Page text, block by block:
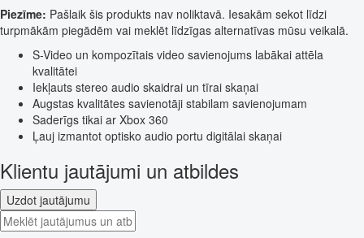
Piezīme: Pašlaik šis produkts nav noliktavā. Iesakām sekot līdzi
turpmākām piegādēm vai meklēt līdzīgas alternatīvas mūsu veikalā.
S-Video un kompozītais video savienojums labākai attēla
kvalitātei
Iekļauts stereo audio skaidrai un tīrai skaņai
Augstas kvalitātes savienotāji stabilam savienojumam
Saderīgs tikai ar Xbox 360
Ļauj izmantot optisko audio portu digitālai skaņai
Klientu jautājumi un atbildes
Uzdot jautājumu